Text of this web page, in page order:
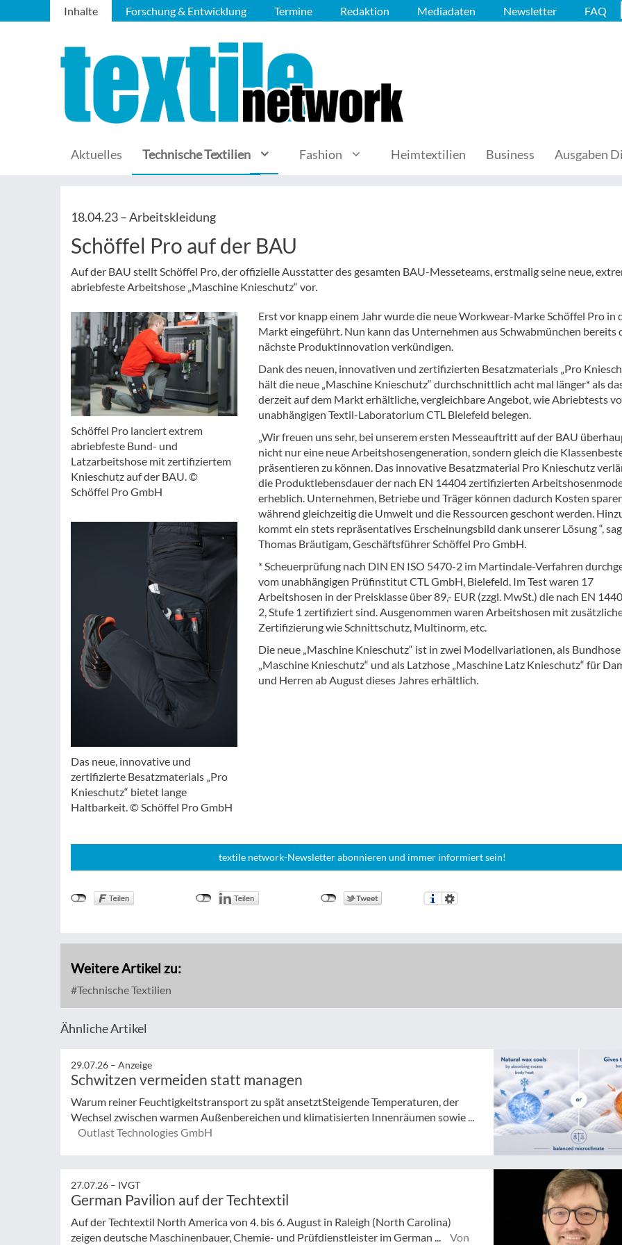
Inhalte Forschung & Entwicklung Termine Redaktion Mediadaten Newsletter FAQ
Aktuelles Technische Textilien Fashion Heimtextilien Business Ausgaben
18.04.23 –Arbeitskleidung
Schöffel Pro auf der BAU
Auf der BAU stellt Schöffel Pro, der offizielle Ausstatter des gesamten BAU-Messeteams, erstmalig seine neue,
abriebfeste Arbeitshose „Maschine Knieschutz“ vor.
Schöffel Pro lanciert extrem
abriebfeste Bund- und
Latzarbeitshose mit zertifiziertem
Knieschutz auf der BAU. ©
Schöffel Pro GmbH
Das neue, innovative und
zertifizierte Besatzmaterials „Pro
Knieschutz“ bietet lange
Haltbarkeit. © Schöffel Pro GmbH
Erst vor knapp einem Jahr wurde die neue Workwear-Marke Schöffel Pro in
Markt eingeführt. Nun kann das Unternehmen aus Schwabmünchen bereits
nächste Produktinnovation verkündigen.
Dank des neuen, innovativen und zertifizierten Besatzmaterials „Pro
hält die neue „Maschine Knieschutz“ durchschnittlich acht mal länger* als
derzeit auf dem Markt erhältliche, vergleichbare Angebot, wie Abriebtests
unabhängigen Textil-Laboratorium CTL Bielefeld belegen.
„Wir freuen uns sehr, bei unserem ersten Messeauftritt auf der BAU
nicht nur eine neue Arbeitshosengeneration, sondern gleich die
präsentieren zu können. Das innovative Besatzmaterial Pro Knieschutz
die Produktlebensdauer der nach EN 14404 zertifizierten
erheblich. Unternehmen, Betriebe und Träger können dadurch Kosten
während gleichzeitig die Umwelt und die Ressourcen geschont werden.
kommt ein stets repräsentatives Erscheinungsbild dank unserer Lösung “,
Thomas Bräutigam, Geschäftsführer Schöffel Pro GmbH.
* Scheuerprüfung nach DIN EN ISO 5470-2 im Martindale-Verfahren
vom unabhängigen Prüfinstitut CTL GmbH, Bielefeld. Im Test waren 17
Arbeitshosen in der Preisklasse über 89,- EUR (zzgl. MwSt.) die nach EN
2, Stufe 1 zertifiziert sind. Ausgenommen waren Arbeitshosen mit
Zertifizierung wie Schnittschutz, Multinorm, etc.
Die neue „Maschine Knieschutz“ ist in zwei Modellvariationen, als Bundhose
„Maschine Knieschutz“ und als Latzhose „Maschine Latz Knieschutz“ für
und Herren ab August dieses Jahres erhältlich.
textile network-Newsletter abonnieren und immer informiert sein!
Weitere Artikel zu:
Technische Textilien
Ähnliche Artikel
29.07.26 – Anzeige
Schwitzen vermeiden statt managen
Warum reiner Feuchtigkeitstransport zu spät ansetztSteigende Temperaturen, der
Wechsel zwischen warmen Außenbereichen und klimatisierten Innenräumen sowie ...
Outlast Technologies GmbH
27.07.26 – IVGT
German Pavilion auf der Techtextil
Auf der Techtextil North America von 4. bis 6. August in Raleigh (North Carolina)
zeigen deutsche Maschinenbauer, Chemie- und Prüfdienstleister im German ...
Von